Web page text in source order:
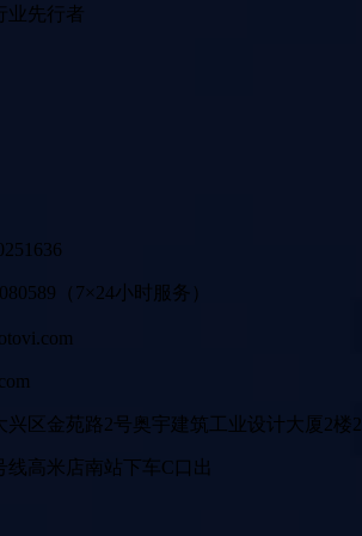
业先行者
（7×24小时服务）
兴区金苑路2号奥宇建筑工业设计大厦2楼
高米店南站下车C口出